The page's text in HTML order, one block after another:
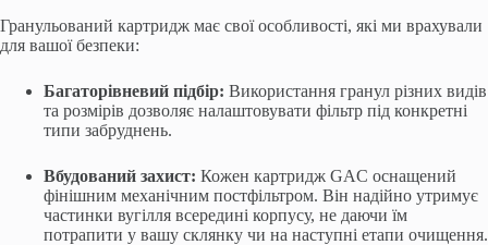
Гранульований картридж має свої особливості, які ми врахували
для вашої безпеки:
Багаторівневий підбір: Використання гранул різних видів
та розмірів дозволяє налаштовувати фільтр під конкретні
типи забруднень.
Вбудований захист: Кожен картридж GAC оснащений
фінішним механічним постфільтром. Він надійно утримує
частинки вугілля всередині корпусу, не даючи їм
потрапити у вашу склянку чи на наступні етапи очищення.